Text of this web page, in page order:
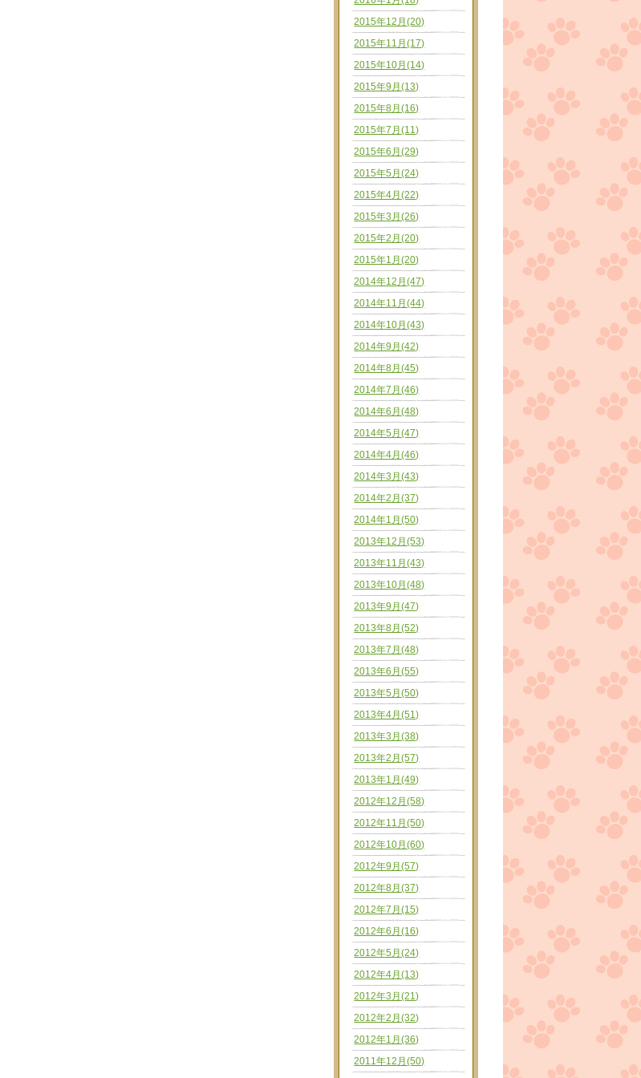
2015年12月(20)
2015年11月(17)
2015年10月(14)
2015年9月(13)
2015年8月(16)
2015年7月(11)
2015年6月(29)
2015年5月(24)
2015年4月(22)
2015年3月(26)
2015年2月(20)
2015年1月(20)
2014年12月(47)
2014年11月(44)
2014年10月(43)
2014年9月(42)
2014年8月(45)
2014年7月(46)
2014年6月(48)
2014年5月(47)
2014年4月(46)
2014年3月(43)
2014年2月(37)
2014年1月(50)
2013年12月(53)
2013年11月(43)
2013年10月(48)
2013年9月(47)
2013年8月(52)
2013年7月(48)
2013年6月(55)
2013年5月(50)
2013年4月(51)
2013年3月(38)
2013年2月(57)
2013年1月(49)
2012年12月(58)
2012年11月(50)
2012年10月(60)
2012年9月(57)
2012年8月(37)
2012年7月(15)
2012年6月(16)
2012年5月(24)
2012年4月(13)
2012年3月(21)
2012年2月(32)
2012年1月(36)
2011年12月(50)